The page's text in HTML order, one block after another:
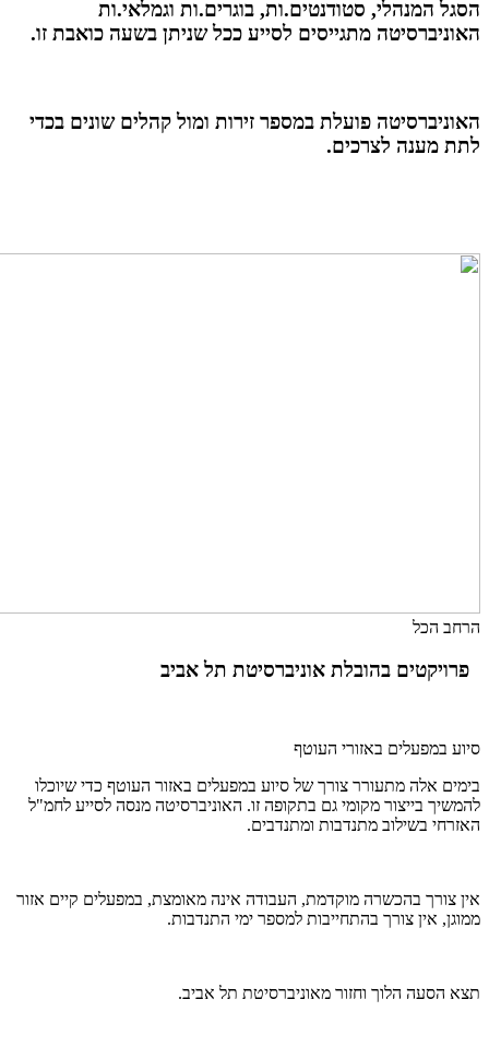
הסגל המנהלי, סטודנטים.ות, בוגרים.ות וגמלאי.ות
האוניברסיטה מתגייסים לסייע ככל שניתן בשעה כואבת זו.
האוניברסיטה פועלת במספר זירות ומול קהלים שונים בכדי
לתת מענה לצרכים.
הרחב הכל
פרויקטים בהובלת אוניברסיטת תל אביב
סיוע במפעלים באזורי העוטף
בימים אלה מתעורר צורך של סיוע במפעלים באזור העוטף כדי שיוכלו
להמשיך בייצור מקומי גם בתקופה זו. האוניברסיטה מנסה לסייע לחמ"ל
האזרחי בשילוב מתנדבות ומתנדבים.
אין צורך בהכשרה מוקדמת, העבודה אינה מאומצת, במפעלים קיים אזור
ממוגן, אין צורך בהתחייבות למספר ימי התנדבות.
תצא הסעה הלוך וחזור מאוניברסיטת תל אביב.